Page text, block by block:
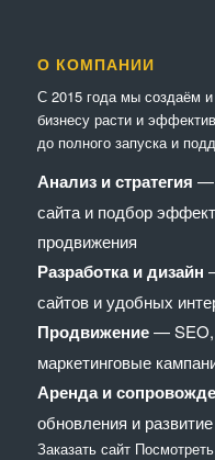
О КОМПАНИИ
С 2015 года мы создаём
бизнесу расти и
до полного запуска и
Анализ и стратегия —
сайта и подбор
продвижения
Разработка и дизайн
сайтов и удобных
Продвижение— SEO,
маркетинговые
Аренда и
обновления и
Заказать сайт